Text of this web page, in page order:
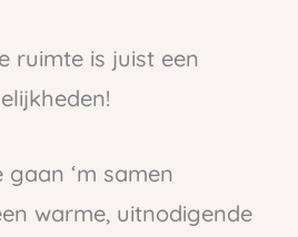
ruimte is juist een
gaan ‘m samen
warme, uitnodigende